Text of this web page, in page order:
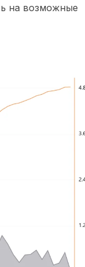
на возможные